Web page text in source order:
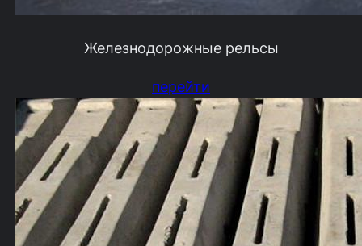
Железнодорожные рельсы
перейти